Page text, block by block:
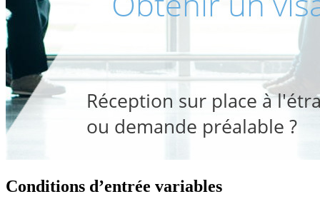
Conditions d’entrée variables